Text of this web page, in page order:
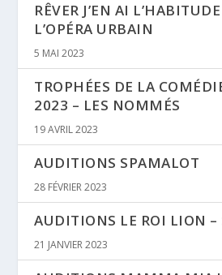
RÊVER J’EN AI
L’OPÉRA URBAIN
5 MAI 2023
TROPHÉES DE LA
2023 – LES NOMMÉS
19 AVRIL 2023
AUDITIONS SPAMALOT
28 FÉVRIER 2023
AUDITIONS LE ROI LION –
21 JANVIER 2023